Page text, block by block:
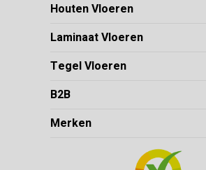
Houten Vloeren
Laminaat Vloeren
Tegel Vloeren
B2B
Merken